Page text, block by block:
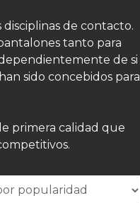
de contacto.
tanto para
de si
sido concebidos para
primera calidad que